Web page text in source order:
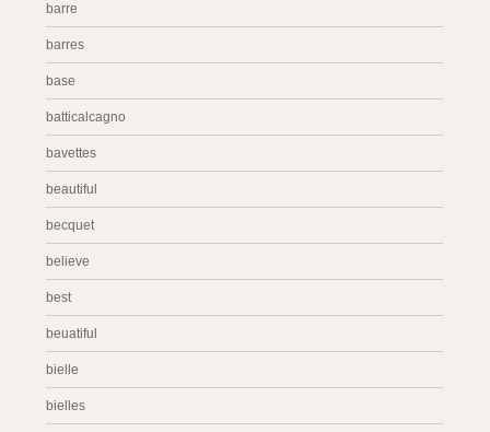
barre
barres
base
batticalcagno
bavettes
beautiful
becquet
believe
best
beuatiful
bielle
bielles